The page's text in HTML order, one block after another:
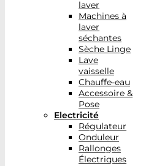
laver
Machines à
laver
séchantes
Sèche Linge
Lave
vaisselle
Chauffe-eau
Accessoire &
Pose
Electricité
Régulateur
Onduleur
Rallonges
Électriques